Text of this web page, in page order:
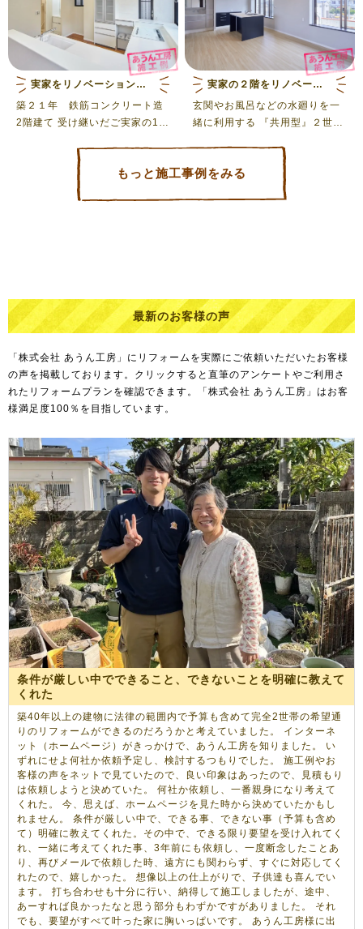
住む１階はさわらない・引越し
しない （高齢者の場合、特に住
み慣れた家が変わることは不安
やストレスを強く感じてしま
う） ・外壁塗装を定期的にされ
ていたこともあり建物状態も良
かったので、 リノベーションに
決定 ２階のトイレ・子供部屋だ
ったスペースだけで子世帯が暮
らすには狭いので 法定内での増
むご両親には、毎日ご挨拶させ
実家をリノベーション 既設も残しながら編
築２１年 鉄筋コンクリート造
2階建て 受け継いだご実家の1階
お気に入り部分と既存の床や天
井などの利用できるところを活
かしたリノベーション。 水廻り
実家の２階をリノベーションして２世帯住宅
玄関やお風呂などの水廻りを一
緒に利用する 『共用型』２世帯
造２階建て 使わなくなった実家
の２階をリノベーションして２
世帯住宅にしました。 内部を全
ご両親のご協力があり予定より
早めに完成することができまし
もっと施工事例をみる
最新のお客様の声
「株式会社 あうん工房」にリフォームを実際にご依頼いただいたお客様
の声を掲載しております。クリックすると直筆のアンケートやご利用さ
れたリフォームプランを確認できます。「株式会社 あうん工房」はお客
様満足度100％を目指しています。
条件が厳しい中でできること、できないことを明確に教えて
くれた
築40年以上の建物に法律の範囲内で予算も含めて完全2世帯の希望通
りのリフォームができるのだろうかと考えていました。 インターネ
ット（ホームページ）がきっかけで、あうん工房を知りました。 い
ずれにせよ何社か依頼予定し、検討するつもりでした。 施工例やお
客様の声をネットで見ていたので、良い印象はあったので、見積もり
は依頼しようと決めていた。 何社か依頼し、一番親身になり考えて
くれた。 今、思えば、ホームページを見た時から決めていたかもし
れません。 条件が厳しい中で、できる事、できない事（予算も含め
て）明確に教えてくれた。その中で、できる限り要望を受け入れてく
れ、一緒に考えてくれた事、3年前にも依頼し、一度断念したことあ
り、再びメールで依頼した時、遠方にも関わらず、すぐに対応してく
れたので、嬉しかった。 想像以上の仕上がりで、子供達も喜んでい
ます。 打ち合わせも十分に行い、納得して施工しましたが、途中、
あーすれば良かったなと思う部分もわずかですがありました。 それ
でも、要望がすべて叶った家に胸いっぱいです。 あうん工房様に出